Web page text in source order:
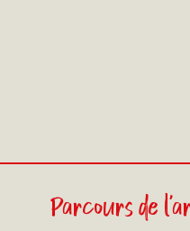
Parcours de